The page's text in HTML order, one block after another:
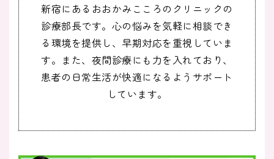
新宿にあるおおかみこころのクリニックの
診療部長です。心の悩みを気軽に相談でき
る環境を提供し、早期対応を重視していま
す。また、夜間診療にも力を入れており、
患者の日常生活が快適になるようサポート
しています。